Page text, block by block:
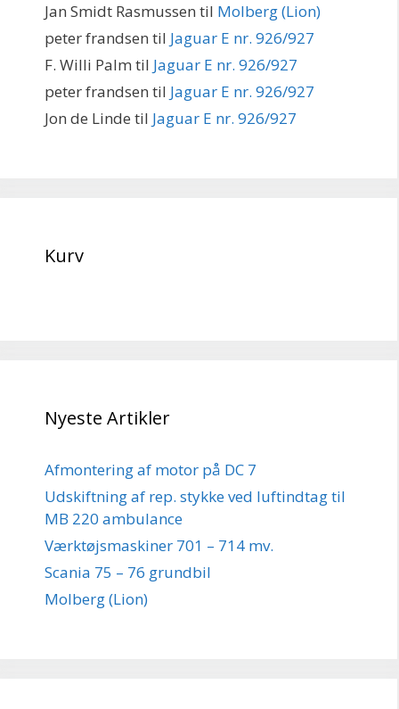
Jan Smidt Rasmussen til Molberg (Lion)
peter frandsen til Jaguar E nr. 926/927
F. Willi Palm til Jaguar E nr. 926/927
peter frandsen til Jaguar E nr. 926/927
Jon de Linde til Jaguar E nr. 926/927
Kurv
Nyeste Artikler
Afmontering af motor på DC 7
Udskiftning af rep. stykke ved luftindtag til
MB 220 ambulance
Værktøjsmaskiner 701 – 714 mv.
Scania 75 – 76 grundbil
Molberg (Lion)